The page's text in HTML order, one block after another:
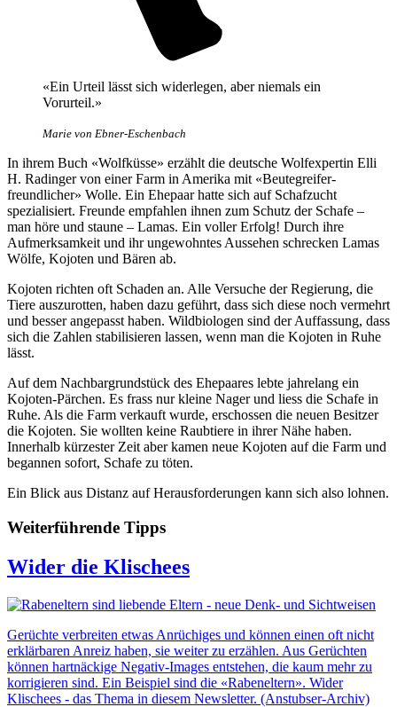
«Ein Urteil lässt sich widerlegen, aber niemals ein
Vorurteil.»
Marie von Ebner-Eschenbach
In ihrem Buch «Wolfküsse» erzählt die deutsche Wolfexpertin Elli
H. Radinger von einer Farm in Amerika mit «Beutegreifer-
freundlicher» Wolle. Ein Ehepaar hatte sich auf Schafzucht
spezialisiert. Freunde empfahlen ihnen zum Schutz der Schafe –
man höre und staune – Lamas. Ein voller Erfolg! Durch ihre
Aufmerksamkeit und ihr ungewohntes Aussehen schrecken Lamas
Wölfe, Kojoten und Bären ab.
Kojoten richten oft Schaden an. Alle Versuche der Regierung, die
Tiere auszurotten, haben dazu geführt, dass sich diese noch vermehrt
und besser angepasst haben. Wildbiologen sind der Auffassung, dass
sich die Zahlen stabilisieren lassen, wenn man die Kojoten in Ruhe
lässt.
Auf dem Nachbargrundstück des Ehepaares lebte jahrelang ein
Kojoten-Pärchen. Es frass nur kleine Nager und liess die Schafe in
Ruhe. Als die Farm verkauft wurde, erschossen die neuen Besitzer
die Kojoten. Sie wollten keine Raubtiere in ihrer Nähe haben.
Innerhalb kürzester Zeit aber kamen neue Kojoten auf die Farm und
begannen sofort, Schafe zu töten.
Ein Blick aus Distanz auf Herausforderungen kann sich also lohnen.
Weiterführende Tipps
Wider die Klischees
Gerüchte verbreiten etwas Anrüchiges und können einen oft nicht
erklärbaren Anreiz haben, sie weiter zu erzählen. Aus Gerüchten
können hartnäckige Negativ-Images entstehen, die kaum mehr zu
korrigieren sind. Ein Beispiel sind die «Rabeneltern». Wider
Klischees - das Thema in diesem Newsletter. (Anstubser-Archiv)